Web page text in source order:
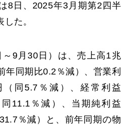
8日、2025年3月期第2四半
た。
9月30日）は、売上高1兆
年同期比0.2％減）、営業利
（同5.7％減）、経常利益
11.1％減）、当期純利益
％減）と、前年同期の物